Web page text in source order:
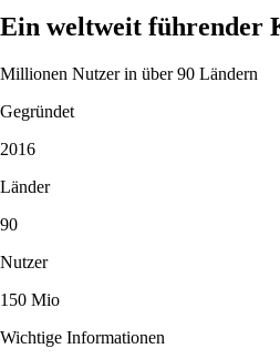
Ein weltweit führender
Millionen Nutzer in über 90 Ländern
Gegründet
2016
Länder
90
Nutzer
150 Mio
Wichtige Informationen